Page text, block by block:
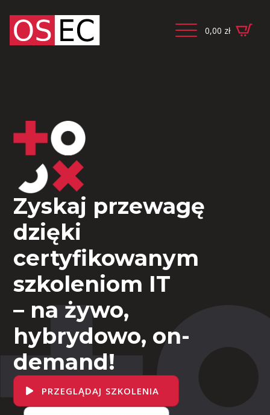
0,00 zł
Zyskaj przewagę
dzięki
certyfikowanym
szkoleniom IT
– na żywo,
hybrydowo, on-
demand!
PRZEGLĄDAJ SZKOLENIA